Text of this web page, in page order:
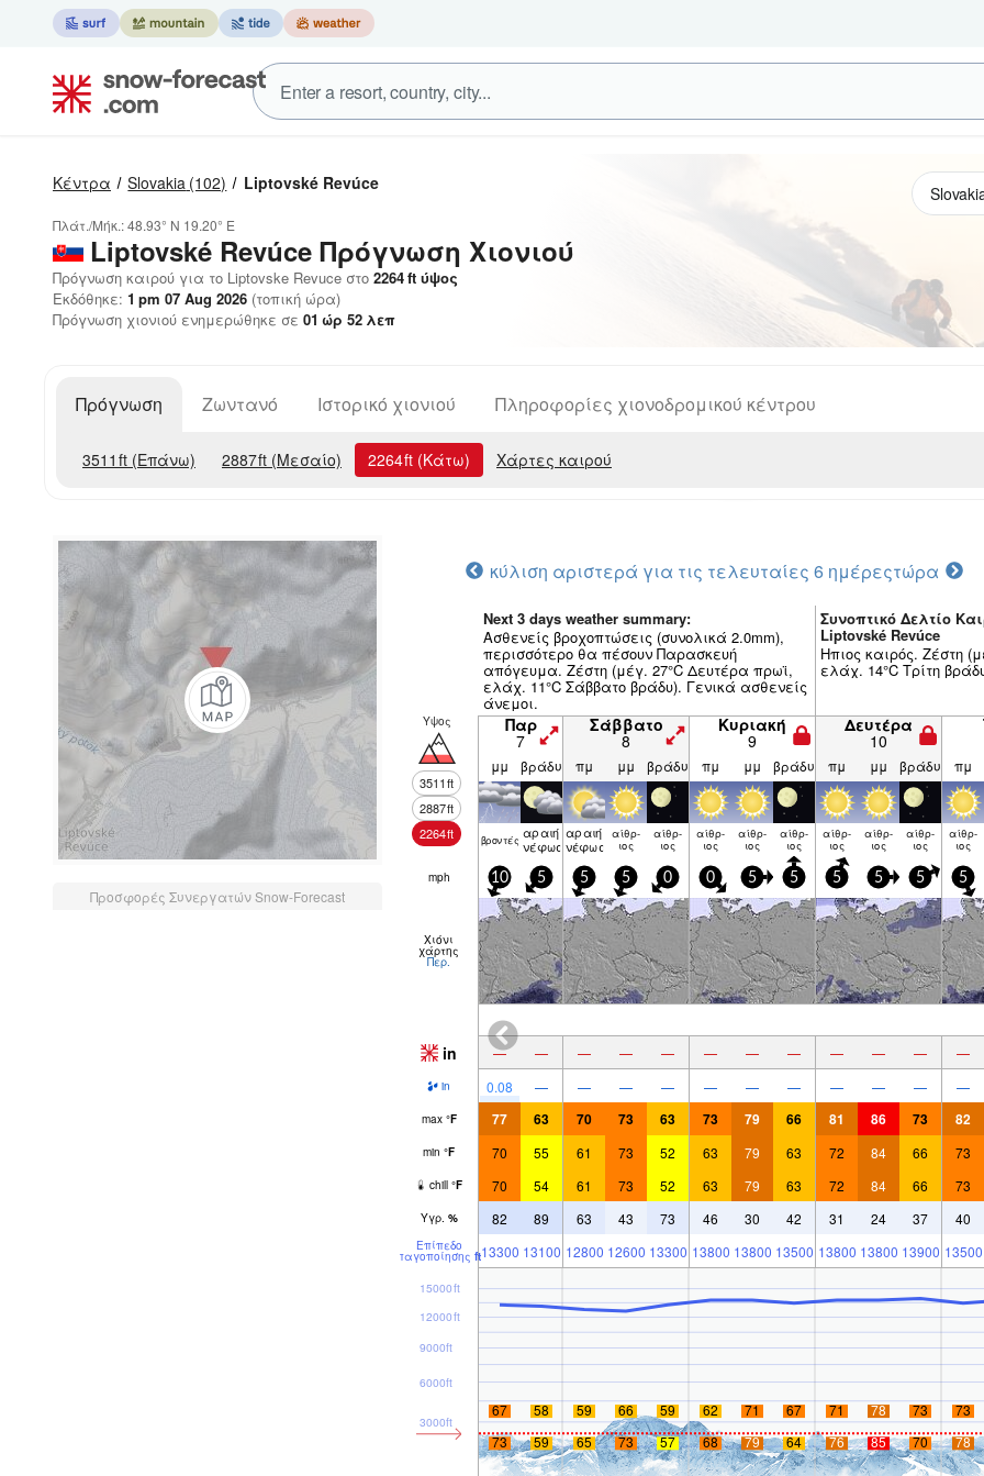
Κέντρα Slovakia (102) Liptovské Revúce
Πλάτ./Μήκ.:48.93° N 19.20° E
Liptovské Revúce Πρόγνωση Χιονιού
Πρόγνωση καιρού για το Liptovske Revuce στο 2264ft ύψος
Εκδόθηκε: 1 pm 07 Aug 2026 (τοπική ώρα)
Πρόγνωση χιονιού ενημερώθηκε σε 01 ώρ 52 λεπ
Πρόγνωση Ζωντανό Ιστορικό χιονιού Πληροφορίες χιονοδρομικού κέντρου
3511 ft (Επάνω) 2887ft (Μεσαίο) 2264ft (Κάτω) Χάρτες καιρού
Προσφορές Συνεργατών Snow-Forecast
κύλιση αριστερά για τις τελευταίες 6 ημέρεςτώρα
Next 3 days weather summary:
Ασθενείς βροχοπτώσεις (συνολικά 2.0mm),
περισσότερο θα πέσουν Παρασκευή
απόγευμα. Ζέστη (μέγ. 27°C Δευτέρα πρωϊ,
ελάχ. 11°C Σάββατο βράδυ). Γενικά ασθενείς
άνεμοι.
Συνοπτικό Δελτίο
Liptovské Revúce
Ηπιος καιρός. Ζέστη
ελάχ. 14°C Τρίτη
Υψος
3511ft
2887ft
2264ft
Παρ
7
Σάββατο
8
Κυριακή
9
Δευτέρα
10
μμ βράδυ πμ μμ βράδυ πμ μμ βράδυ πμ μμ βράδυ πμ
βρον­τές αραιή
νέφωση
αραιή
νέφωση
αίθρ­
ιος
αίθρ­
ιος
αίθρ­
ιος
αίθρ­
ιος
αίθρ­
ιος
αίθρ­
ιος
αίθρ­
ιος
αίθρ­
ιος
αίθρ­
ιος
mph 10 5 5 5 0 0 5 5 5 5 5 5
Χιόνι
χάρτης
Περ.
in — — — — — — — — — — — —
in 0.08 — — — — — — — — — — —
max °F 77 63 70 73 63 73 79 66 81 86 73 82
min °F 70 55 61 73 52 63 79 63 72 84 66 73
chill °F 70 54 61 73 52 63 79 63 72 84 66 73
Υγρ. % 82 89 63 43 73 46 30 42 31 24 37 40
Επίπεδο
παγοποίησης ft13300 13100 12800 12600 13300 13800 13800 13500 13800 13800 13900 13500
3000ft
6000ft
9000ft
12000ft
15000ft
67 58 59 66 59 62 71 67 71 78 73 73
73
59 65 73 57 68 79 64 76 85 70 78